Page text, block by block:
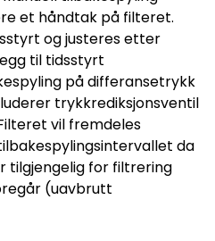
et håndtak på filteret.
og justeres etter
til tidsstyrt
på differansetrykk
trykkrediksjonsventil
vil fremdeles
da
tilgjengelig for filtrering
(uavbrutt